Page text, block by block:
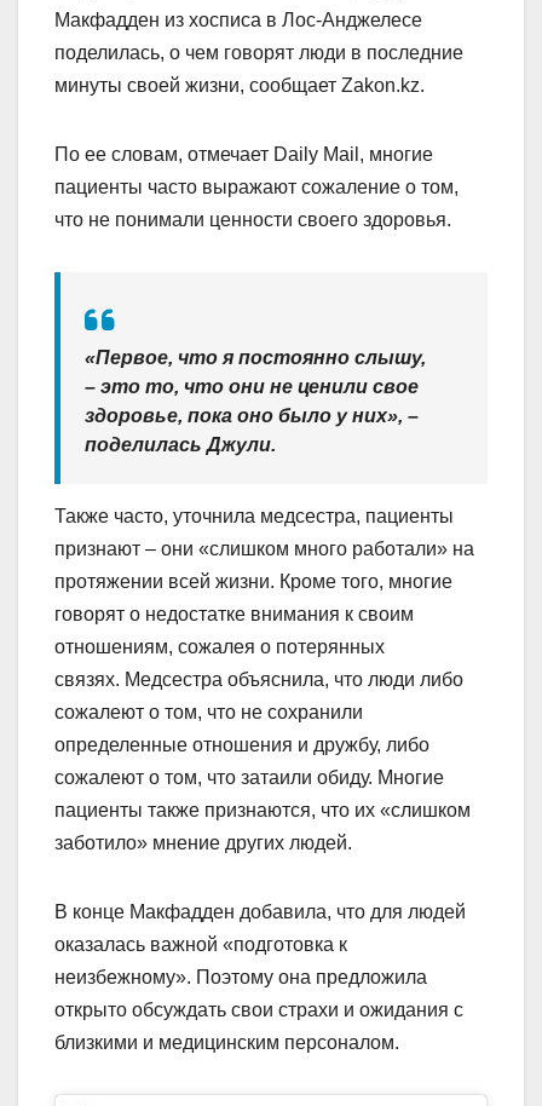
Макфадден из хосписа в Лос-Анджелесе
поделилась, о чем говорят люди в последние
минуты своей жизни, сообщает Zakon.kz.
По ее словам, отмечает Daily Mail, многие
пациенты часто выражают сожаление о том,
что не понимали ценности своего здоровья.
«Первое, что я постоянно слышу,
– это то, что они не ценили свое
здоровье, пока оно было у них», –
поделилась Джули.
Также часто, уточнила медсестра, пациенты
признают – они «слишком много работали» на
протяжении всей жизни. Кроме того, многие
говорят о недостатке внимания к своим
отношениям, сожалея о потерянных
связях. Медсестра объяснила, что люди либо
сожалеют о том, что не сохранили
определенные отношения и дружбу, либо
сожалеют о том, что затаили обиду. Многие
пациенты также признаются, что их «слишком
заботило» мнение других людей.
В конце Макфадден добавила, что для людей
оказалась важной «подготовка к
неизбежному». Поэтому она предложила
открыто обсуждать свои страхи и ожидания с
близкими и медицинским персоналом.